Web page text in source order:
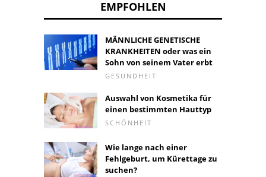
EMPFOHLEN
MÄNNLICHE GENETISCHE
KRANKHEITEN oder was ein
Sohn von seinem Vater erbt
GESUNDHEIT
Auswahl von Kosmetika für
einen bestimmten Hauttyp
SCHÖNHEIT
Wie lange nach einer
Fehlgeburt, um Kürettage zu
suchen?